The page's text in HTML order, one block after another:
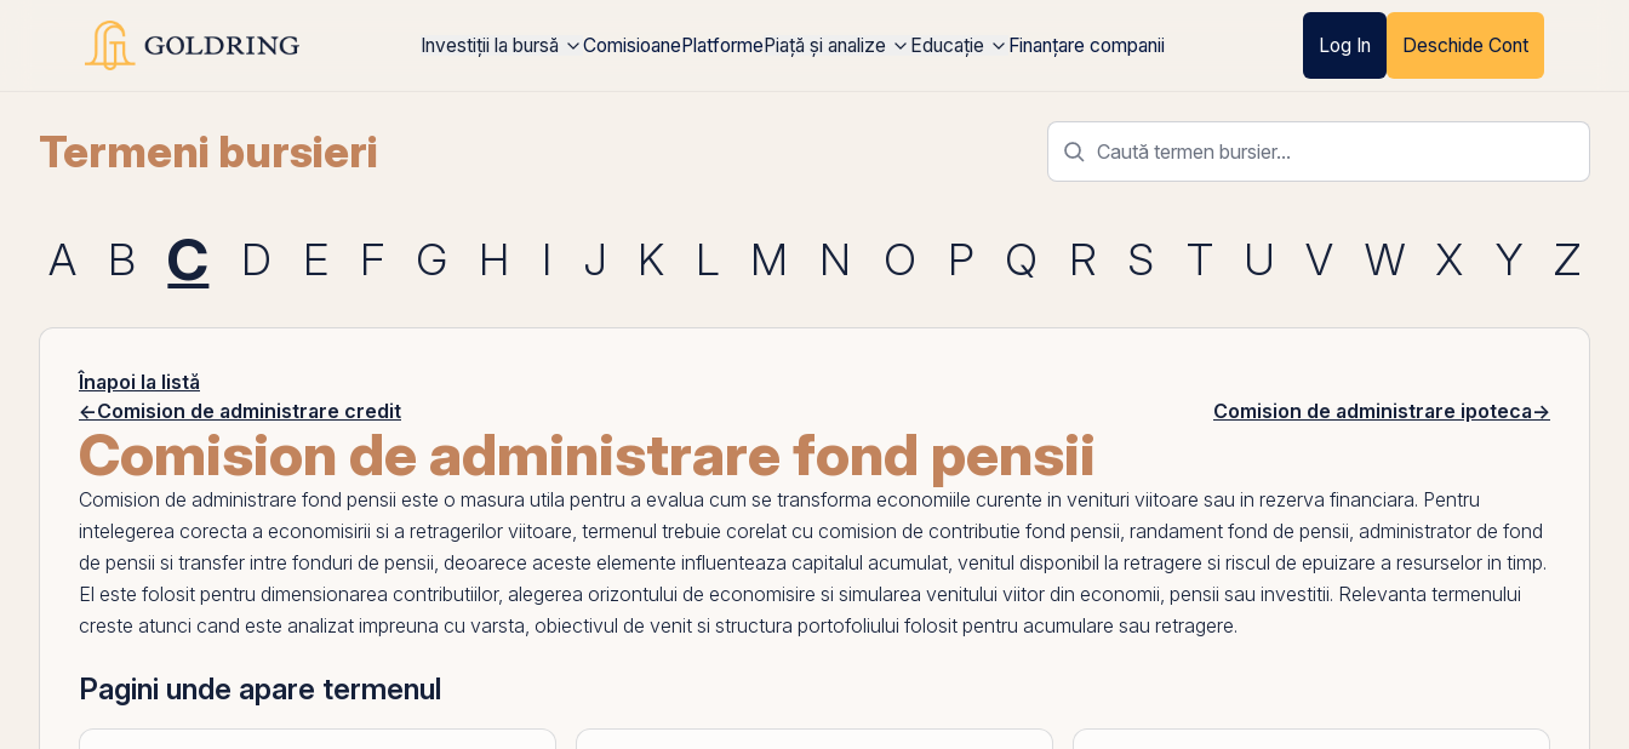
Investiții la bursă ComisioanePlatformePiață și analize Educație Finanțare companii Log In Deschide Cont
Termeni bursieri
A B C D E F G H I J K L M N O P Q R S T U V W X Y Z
Înapoi la listă
←Comision de administrare credit Comision de administrare ipoteca→
Comision de administrare fond pensii
Comision de administrare fond pensii este o masura utila pentru a evalua cum se transforma economiile curente in venituri viitoare sau in rezerva financiara. Pentru
intelegerea corecta a economisirii si a retragerilor viitoare, termenul trebuie corelat cu comision de contributie fond pensii, randament fond de pensii, administrator de fond
de pensii si transfer intre fonduri de pensii, deoarece aceste elemente influenteaza capitalul acumulat, venitul disponibil la retragere si riscul de epuizare a resurselor in timp.
El este folosit pentru dimensionarea contributiilor, alegerea orizontului de economisire si simularea venitului viitor din economii, pensii sau investitii. Relevanta termenului
creste atunci cand este analizat impreuna cu varsta, obiectivul de venit si structura portofoliului folosit pentru acumulare sau retragere.
Pagini unde apare termenul